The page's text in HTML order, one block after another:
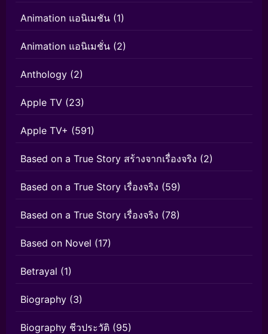
Animation แอนิเมชัน (1)
Animation แอนิเมชั่น (2)
Anthology (2)
Apple TV (23)
Apple TV+ (591)
Based on a True Story สร้างจากเรื่องจริง (2)
Based on a True Story เรื่องจริง (59)
Based on a True Story เรื่องจริง (78)
Based on Novel (17)
Betrayal (1)
Biography (3)
Biography ชีวประวัติ (95)